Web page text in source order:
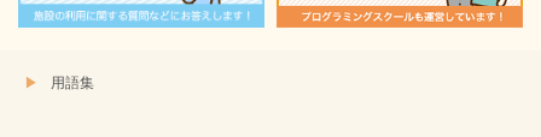
用語集